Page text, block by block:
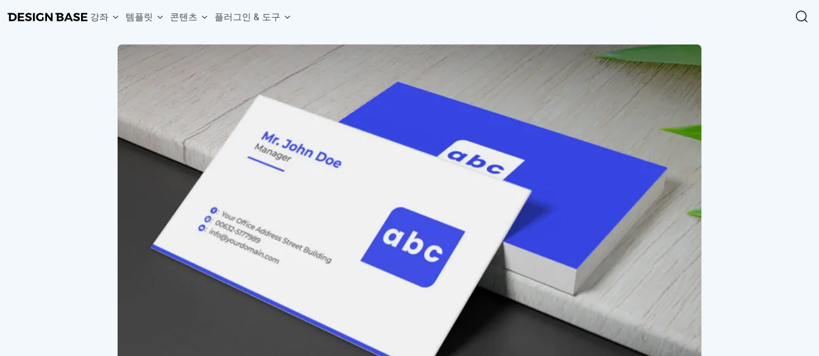
강좌 템플릿
웹 & 앱 UI 템플릿 세트
손쉽게 시작하는 웹 UI 디자인 치트키
복붙으로 시작하는 고퀄리티 앱 UI 템플릿
상세페이지 템플릿 A타입
상세페이지 템플릿 B타입
상세페이지 템플릿 C타입
콘텐츠
상업적 사용이 가능한 무료 한글·영문 폰트를 모아보세요.
디자이너에게 유용한 사이트와 참고 자료를 모아보세요.
아이콘 라이브러리
디자인에 바로 사용할 수 있는 아이콘을 무료로 사용해보세요.
디자인 작업에 활용할 수 있는 무료 리소스를 찾아보세요.
디자인 사이즈 가이드
웹, 앱, 배너, 상세페이지 제작에 필요한 사이즈를 확인해보세요.
디자인 트렌드와 실무 인사이트를 가볍게 읽어보세요.
디자인 툴 단축키 모음
피그마, 포토샵 등 자주 쓰는 단축키를 빠르게 찾아보세요.
플러그인 & 도구
디자인 시안에 자연스러운 한글 더미 텍스트를 빠르게 채워보세요.
막대, 선, 원형, 파이, 레이더 등 다양한 차트를 손쉽게 생성해보세요.
선택한 텍스트의 폰트를 한 번에 빠르게 변경해보세요.
피그마 Variables를 문서화하고 구조를 한눈에 정리해보세요.
프로필, 리뷰, 카드 UI에 사용할 얼굴 더미 이미지를 생성해보세요.
구글시트 데이터를 불러와 테이블 UI를 빠르게 만들어보세요.
디자인 요소의 위치와 간격을 더 정교하게 맞춰보세요.
컴포넌트, 변수, 스타일, 오토레이아웃 등 빠르게 분리해보세요.
반응형 웹 디자인에 필요한 컬럼, 거터, 마진 값을 계산해보세요.
원하는 브랜드의 벡터 로고를 빠르게 찾아 활용해보세요.
로고 SVG
자주 쓰는 브랜드 로고 SVG를 한곳에서 확인해보세요.
컬러 배색
디자인에 어울리는 컬러 조합을 빠르게 찾고 적용해보세요.
원하는 색상 조합으로 부드러운 그라데이션을 만들어보세요.
추상 그라디언트 생성기
감각적인 추상 그라디언트 배경을 손쉽게 만들어보세요.
ASCII 아트
이미지를 업로드하고 개성 있는 ASCII 아트 스타일로 변환해보세요.
Easy Chart NEW
다양한 차트를 쉽고 빠르게 만들 수 있는 데이터 시각화 라이브러리
수 있는 스타일과 컴포넌트를 제공합니다.
창